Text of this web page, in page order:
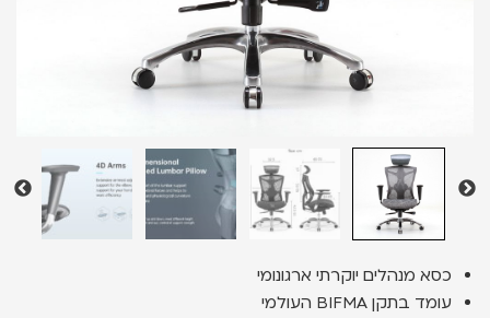
כסא מנהלים יוקרתי ארגונומי
עומד בתקן BIFMA העולמי